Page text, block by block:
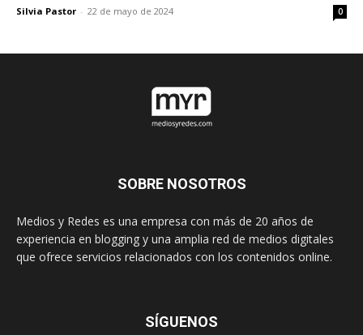
Silvia Pastor - 22 de mayo de 2024 0
SOBRE NOSOTROS
Medios y Redes es una empresa con más de 20 años de
experiencia en blogging y una amplia red de medios digitales
que ofrece servicios relacionados con los contenidos online.
SÍGUENOS